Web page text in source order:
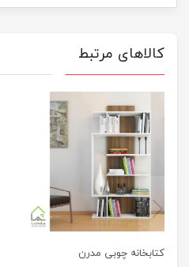
کالاهای مرتبط
کتابخانه چوبی مدرن
previus